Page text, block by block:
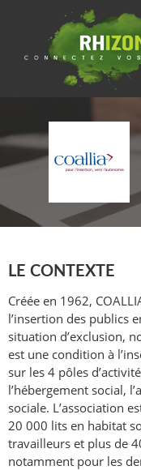
LE CONTEXTE
Créée en 1962,
l’insertion des publics
situation d’exclusion,
est une condition à
sur les 4 pôles
l’hébergement social,
sociale. L’association
20 000 lits en habitat
travailleurs et plus de
notamment pour les